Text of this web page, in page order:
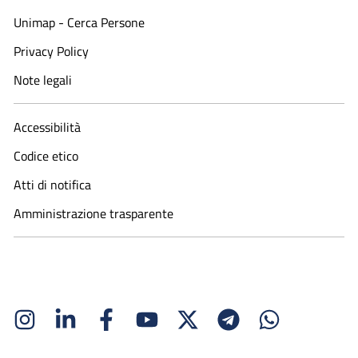
Unimap - Cerca Persone
Privacy Policy
Note legali
Accessibilità
Codice etico
Atti di notifica
Amministrazione trasparente